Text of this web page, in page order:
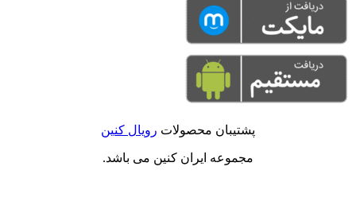
پشتیبان محصولات رویال کنین
مجموعه ایران کنین می باشد.